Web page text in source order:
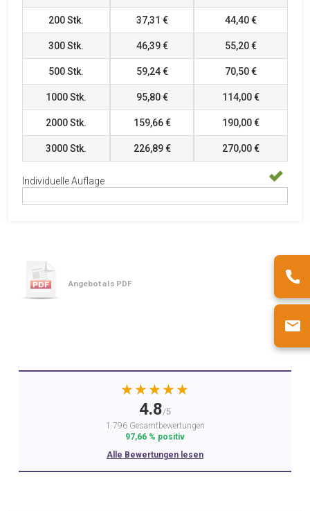
200Stk. 37,31 € 44,40 €
300Stk. 46,39 € 55,20 €
500Stk. 59,24 € 70,50 €
1000Stk. 95,80 € 114,00 €
2000Stk. 159,66 € 190,00 €
3000Stk. 226,89 € 270,00 €
Individuelle Auflage
Angebot als PDF
★★★★★
4.8/5
1.796 Gesamtbewertungen
97,66 % positiv
Alle Bewertungen lesen